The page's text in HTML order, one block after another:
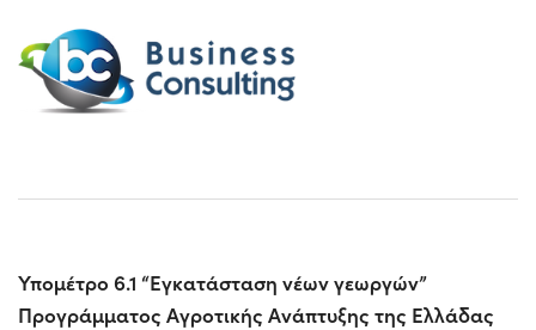
Υπομέτρο 6.1 “Εγκατάσταση νέων γεωργών”
Προγράμματος Αγροτικής Ανάπτυξης της Ελλάδας